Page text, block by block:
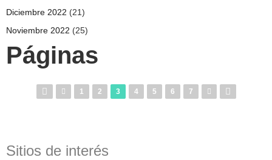
Diciembre 2022 (21)
Noviembre 2022 (25)
Páginas
1 2 3 4 5 6 7
Sitios de interés